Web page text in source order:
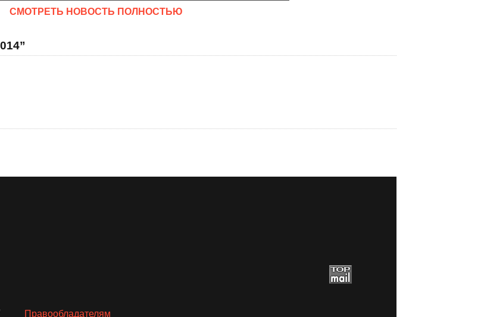
CМОТРЕТЬ НОВОСТЬ ПОЛНОСТЬЮ
Правообладателям